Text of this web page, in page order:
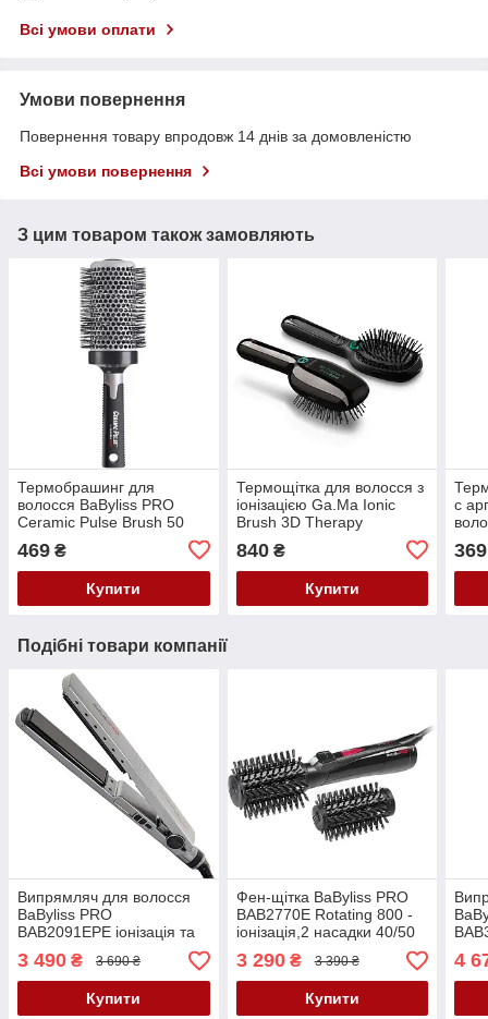
Всі умови оплати
Умови повернення
Повернення товару впродовж 14 днів за домовленістю
Всі умови повернення
З цим товаром також замовляють
Термобрашинг для
волосся BaByliss PRO
Ceramic Pulse Brush 50
469 ₴
Купити
Термощітка для волосся з
іонізацією Ga.Ma Ionic
Brush 3D Therapy
840₴
Купити
с
369
Подібні товари компанії
Випрямляч для волосся
BaByliss PRO
BAB2091EPE іонізація та
технологія EP 5.0, 28 мм,
150–230°C
3 490 ₴ 3 690 ₴
Купити
Фен-щітка BaByliss PRO
BAB2770E Rotating 800 -
іонізація,2 насадки 40/50
мм, 3 температури, 800 Вт
3 290₴ 3 390 ₴
Купити
4